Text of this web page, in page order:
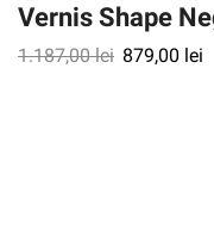
Vernis Shape
1.187,00lei 879,00 lei